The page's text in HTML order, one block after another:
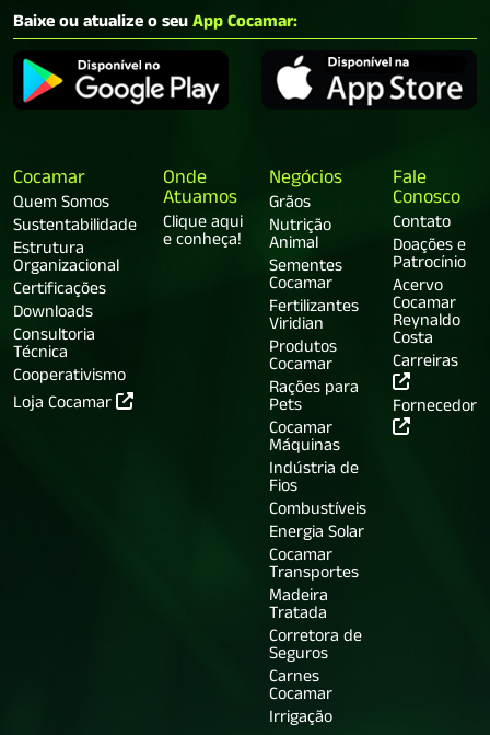
Baixe ou atualize o seuApp Cocamar:
Cocamar
Quem Somos
Sustentabilidade
Estrutura
Organizacional
Certificações
Downloads
Consultoria
Técnica
Cooperativismo
Loja Cocamar
Onde
Atuamos
Clique aqui
e conheça!
Negócios
Grãos
Nutrição
Animal
Sementes
Cocamar
Fertilizantes
Viridian
Produtos
Cocamar
Rações para
Pets
Cocamar
Máquinas
Indústria de
Fios
Combustíveis
Energia Solar
Cocamar
Transportes
Madeira
Tratada
Corretora de
Seguros
Carnes
Cocamar
Irrigação
Fale
Conosco
Contato
Doações e
Patrocínio
Acervo
Cocamar
Reynaldo
Costa
Carreiras
Fornecedor